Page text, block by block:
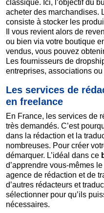
classique. Ici, l’objectif du
acheter des marchandises.
consiste à stocker les
Il vous revient alors de
ou bien via votre boutique
vendus, vous pouvez
Les fournisseurs de
entreprises, associations
Les services de
en freelance
En France, les services de
très demandés. C’est
dans la rédaction et la
nombreuses. Pour créer
démarquer. L’idéal dans ce
d’apprendre vous-mêmes
agence de rédaction et de
d’autres rédacteurs et
sélectionner pour qu’ils
nécessaires.